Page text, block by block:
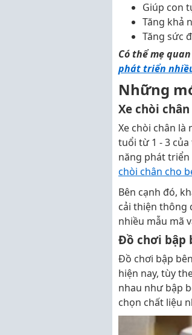
Giúp con
Tăng khả
Tăng sức
Có thể mẹ
phát triển
Những
Xe chòi
Xe chòi chân là
tuổi từ 1 - 3
năng phát triển
chòi chân cho
Bên cạnh đó,
cải thiện thông
nhiều mẫu mã
Đồ chơi bập
Đồ chơi bập
hiện nay, tùy
nhau như bập
chọn chất liệu